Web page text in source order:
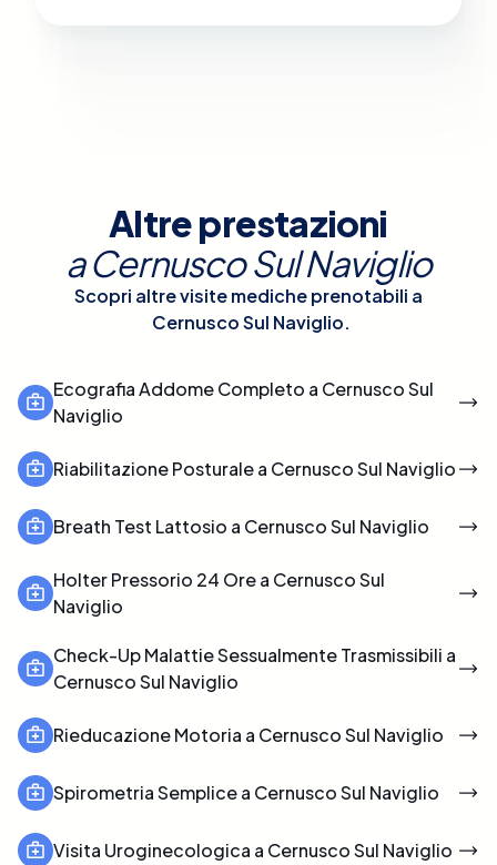
Altre prestazioni
aCernusco Sul Naviglio
Scopri altre visite mediche prenotabili a
Cernusco Sul Naviglio.
Ecografia Addome Completo a Cernusco Sul
Naviglio
Riabilitazione Posturale a Cernusco Sul Naviglio
Breath Test Lattosio a Cernusco Sul Naviglio
Holter Pressorio 24 Ore a Cernusco Sul
Naviglio
Check-Up Malattie Sessualmente Trasmissibili a
Cernusco Sul Naviglio
Rieducazione Motoria a Cernusco Sul Naviglio
Spirometria Semplice a Cernusco Sul Naviglio
Visita Uroginecologica a Cernusco Sul Naviglio